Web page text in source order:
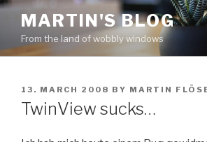
Skip
content
MARTIN'S BLOG
From the land of wobbly windows
POSTED
ON
13. MARCH 2008 BY MARTIN
TwinView sucks…